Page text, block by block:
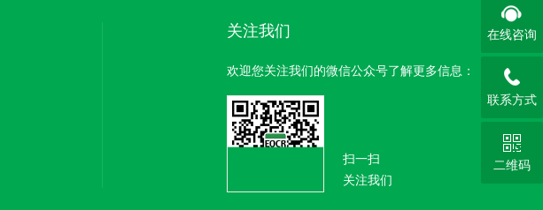
关注我们
欢迎您关注我们的微信公众号了解更多信息：
扫一扫
关注我们
在线咨询
联系方式
二维码